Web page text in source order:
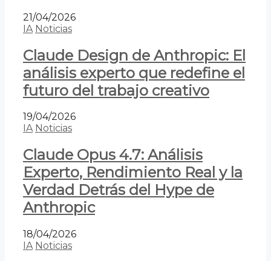
21/04/2026
IA Noticias
Claude Design de Anthropic: El
análisis experto que redefine el
futuro del trabajo creativo
19/04/2026
IA Noticias
Claude Opus 4.7: Análisis
Experto, Rendimiento Real y la
Verdad Detrás del Hype de
Anthropic
18/04/2026
IA Noticias